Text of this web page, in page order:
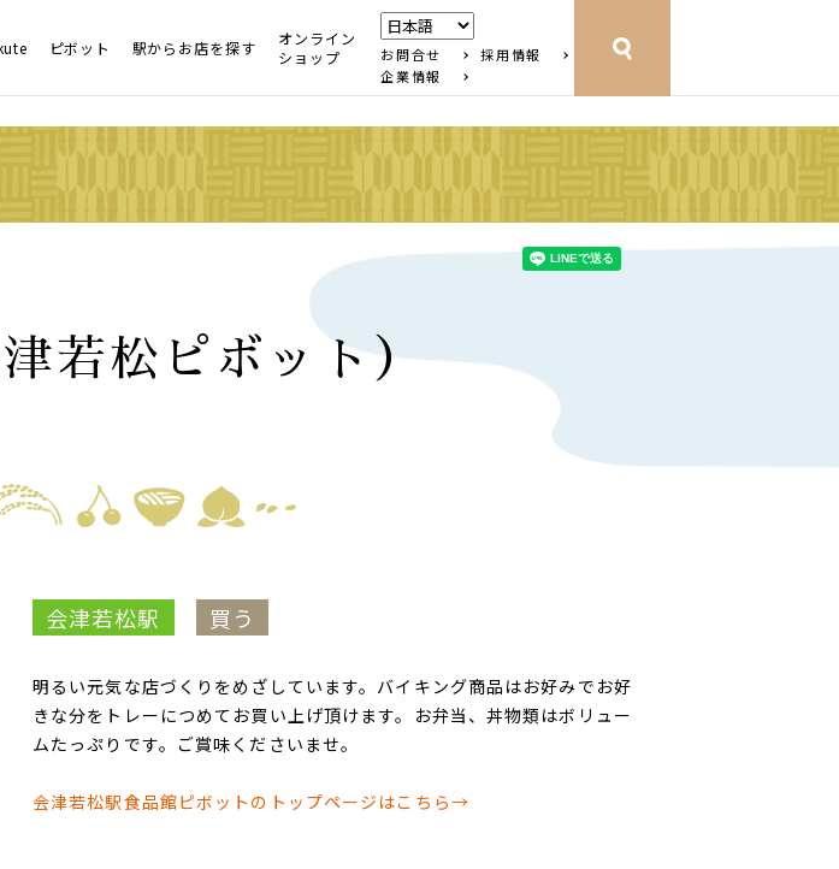
ピボット 駅からお店を探す
オンライン
ショップ
お問合せ
採用情報
企業情報
若松ピボット）
会津若松駅 買う
明るい元気な店づくりをめざしています。バイキング商品はお好みでお好
きな分をトレーにつめてお買い上げ頂けます。お弁当、丼物類はボリュー
ムたっぷりです。ご賞味くださいませ。
会津若松駅食品館ピボットのトップページはこちら→